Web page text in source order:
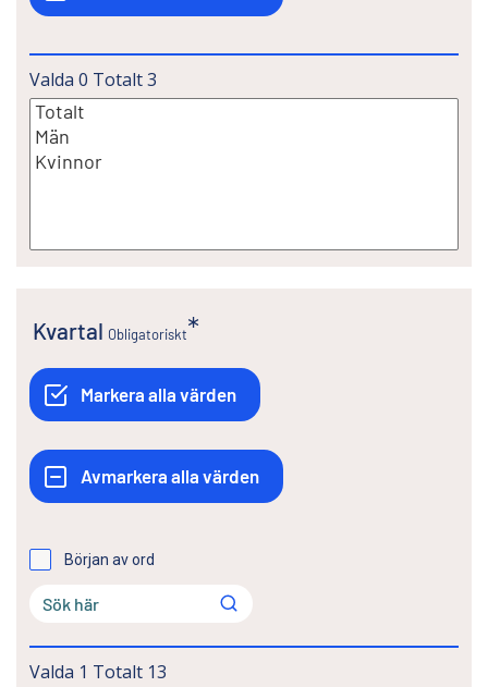
Valda 0 Totalt3
Kvartal Obligatoriskt
Början av ord
Valda 1 Totalt 13